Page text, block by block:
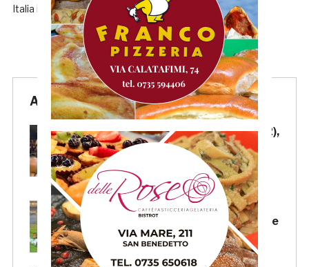
Italia in […]
Articoli Recenti
Samb-Lanciano 4-0: Faggioli (2),
Candellori e Perrotta in gol
nell’ultima amichevole.
CRONACA
Samb-Lanciano 4-0: in gol
Faggioli (doppietta), Candellori e
Perrotta. LA CRONACA